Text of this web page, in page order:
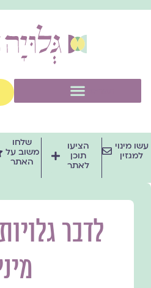
עשו מינוי
למגזין
הציעו
תוכן
לאתר
שלחו
משוב על
האתר
לדבר